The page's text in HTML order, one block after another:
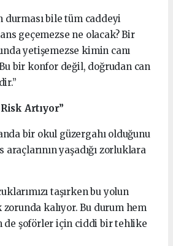
durması bile tüm caddeyi
geçemezse ne olacak? Bir
yetişemezse kimin canı
bir konfor değil, doğrudan can
Artıyor”
bir okul güzergahı olduğunu
yaşadığı zorluklara
taşırken bu yolun
zorunda kalıyor. Bu durum hem
de şoförler için ciddi bir tehlike